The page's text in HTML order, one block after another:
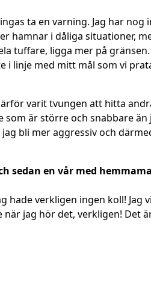
ta en varning. Jag har nog
hamnar i dåliga situationer,
tuffare, ligga mer på
linje med mitt mål som vi
varit tvungen att hitta
är större och snabbare
bli mer aggressiv och
sedan en vår med
hade verkligen ingen koll! Jag
jag hör det, verkligen! Det